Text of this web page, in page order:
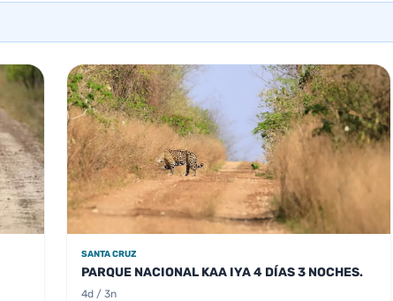
SANTA CRUZ
PARQUE NACIONAL KAA IYA 4 DÍAS 3 NOCHES.
4d / 3n